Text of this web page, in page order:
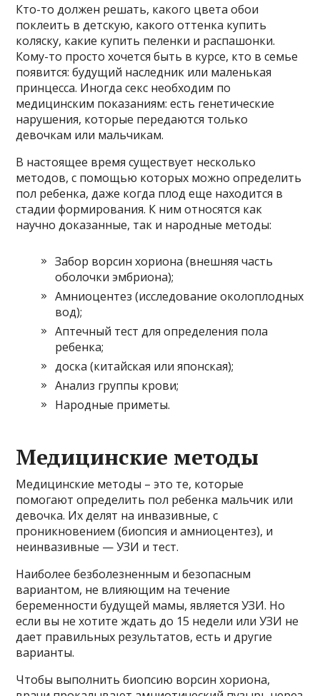
Кто-то должен решать, какого цвета обои
поклеить в детскую, какого оттенка купить
коляску, какие купить пеленки и распашонки.
Кому-то просто хочется быть в курсе, кто в семье
появится: будущий наследник или маленькая
принцесса. Иногда секс необходим по
медицинским показаниям: есть генетические
нарушения, которые передаются только
девочкам или мальчикам.
В настоящее время существует несколько
методов, с помощью которых можно определить
пол ребенка, даже когда плод еще находится в
стадии формирования. К ним относятся как
научно доказанные, так и народные методы:
Забор ворсин хориона (внешняя часть
оболочки эмбриона);
Амниоцентез (исследование околоплодных
вод);
Аптечный тест для определения пола
ребенка;
доска (китайская или японская);
Анализ группы крови;
Народные приметы.
Медицинские методы
Медицинские методы – это те, которые
помогают определить пол ребенка мальчик или
девочка. Их делят на инвазивные, с
проникновением (биопсия и амниоцентез), и
неинвазивные — УЗИ и тест.
Наиболее безболезненным и безопасным
вариантом, не влияющим на течение
беременности будущей мамы, является УЗИ. Но
если вы не хотите ждать до 15 недели или УЗИ не
дает правильных результатов, есть и другие
варианты.
Чтобы выполнить биопсию ворсин хориона,